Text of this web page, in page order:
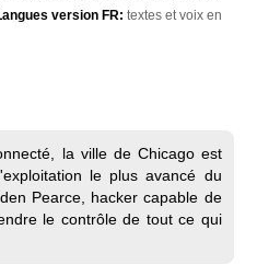
version FR: textes et voix en
la ville de Chicago est
le plus avancé du
Pearce, hacker capable de
le contrôle de tout ce qui